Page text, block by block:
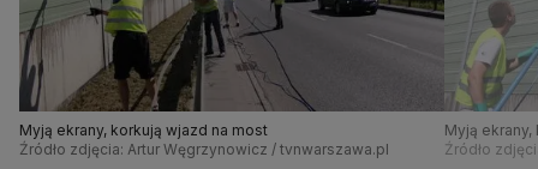
Myją ekrany, korkują wjazd na most
Źródło zdjęcia: Artur Węgrzynowicz / tvnwarszawa.pl
Myją
Źródło